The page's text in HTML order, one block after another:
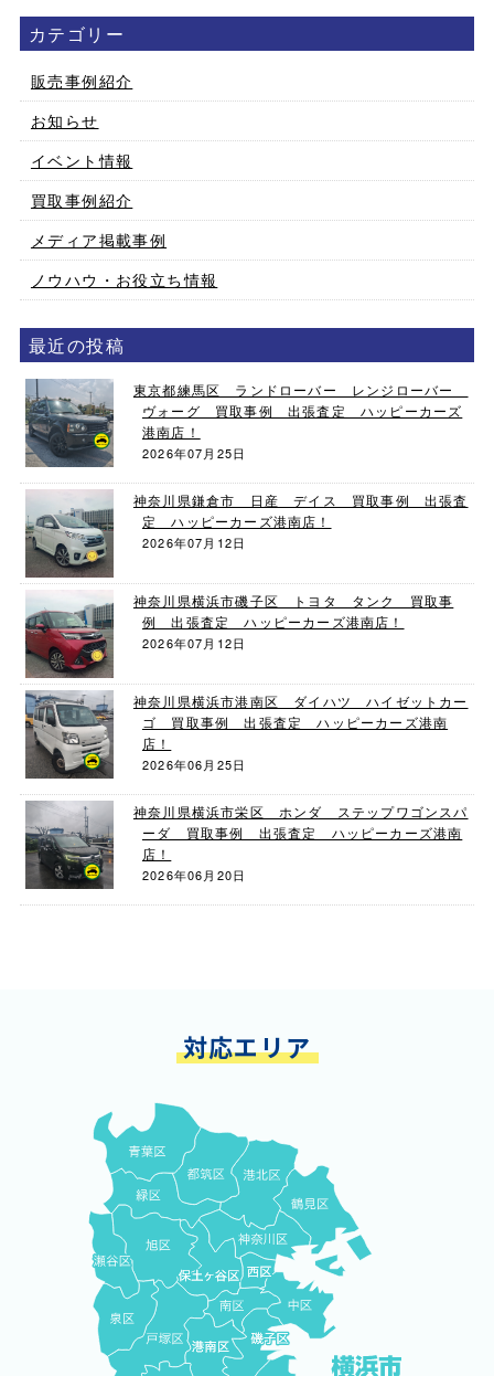
カテゴリー
販売事例紹介
お知らせ
イベント情報
買取事例紹介
メディア掲載事例
ノウハウ・お役立ち情報
最近の投稿
東京都練馬区 ランドローバー レンジローバー
ヴォーグ 買取事例 出張査定 ハッピーカーズ
港南店！
2026年07月25日
神奈川県鎌倉市 日産 デイス 買取事例 出張査
定 ハッピーカーズ港南店！
2026年07月12日
神奈川県横浜市磯子区 トヨタ タンク 買取事
例 出張査定 ハッピーカーズ港南店！
2026年07月12日
神奈川県横浜市港南区 ダイハツ ハイゼットカー
ゴ 買取事例 出張査定 ハッピーカーズ港南
店！
2026年06月25日
神奈川県横浜市栄区 ホンダ ステップワゴンスパ
ーダ 買取事例 出張査定 ハッピーカーズ港南
店！
2026年06月20日
対応エリア